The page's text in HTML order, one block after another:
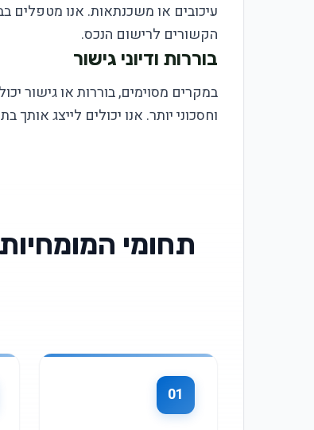
עיכובים או משכנתאות. אנו מטפלים
הקשורים לרישום הנכס.
בוררות ודיוני גישור
במקרים מסוימים, בוררות או גישור
וחסכוני יותר. אנו יכולים לייצג
תחומי
01